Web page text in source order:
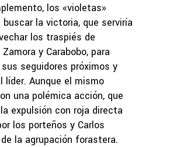
los «violetas»
buscar la victoria, que serviría
los traspiés de
y Carabobo, para
seguidores próximos y
líder. Aunque el mismo
una polémica acción, que
expulsión con roja directa
los porteños y Carlos
de la agrupación forastera.